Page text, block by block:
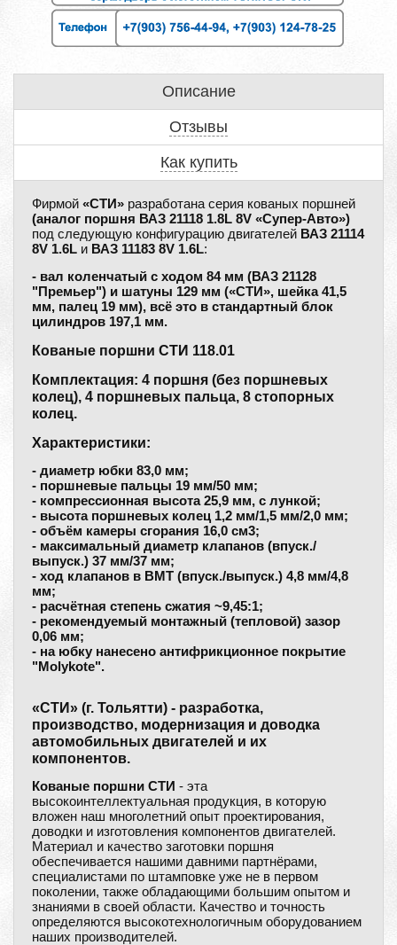
Описание
Отзывы
Как купить
Фирмой «СТИ» разработана серия кованых поршней
(аналог поршня ВАЗ 21118 1.8L 8V «Супер-Авто»)
под следующую конфигурацию двигателей ВАЗ 21114
8V 1.6L и ВАЗ 11183 8V 1.6L:
- вал коленчатый с ходом 84 мм (ВАЗ 21128
"Премьер") и шатуны 129 мм («СТИ», шейка 41,5
мм, палец 19 мм), всё это в стандартный блок
цилиндров 197,1 мм.
Кованые поршни СТИ 118.01
Комплектация: 4 поршня (без поршневых
колец), 4 поршневых пальца, 8 стопорных
колец.
Характеристики:
- диаметр юбки 83,0 мм;
- поршневые пальцы 19 мм/50 мм;
- компрессионная высота 25,9 мм, с лункой;
- высота поршневых колец 1,2 мм/1,5 мм/2,0 мм;
- объём камеры сгорания 16,0 см3;
- максимальный диаметр клапанов (впуск./
выпуск.) 37 мм/37 мм;
- ход клапанов в ВМТ (впуск./выпуск.) 4,8 мм/4,8
мм;
- расчётная степень сжатия ~9,45:1;
- рекомендуемый монтажный (тепловой) зазор
0,06 мм;
- на юбку нанесено антифрикционное покрытие
"Molykote".
«СТИ» (г. Тольятти) - разработка,
производство, модернизация и доводка
автомобильных двигателей и их
компонентов.
Кованые поршни СТИ - эта
высокоинтеллектуальная продукция, в которую
вложен наш многолетний опыт проектирования,
доводки и изготовления компонентов двигателей.
Материал и качество заготовки поршня
обеспечивается нашими давними партнёрами,
специалистами по штамповке уже не в первом
поколении, также обладающими большим опытом и
знаниями в своей области. Качество и точность
определяются высокотехнологичным оборудованием
наших производителей.